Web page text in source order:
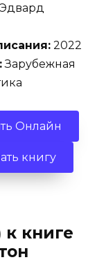
Эдвард
2022
Зарубежная
Онлайн
книгу
книге